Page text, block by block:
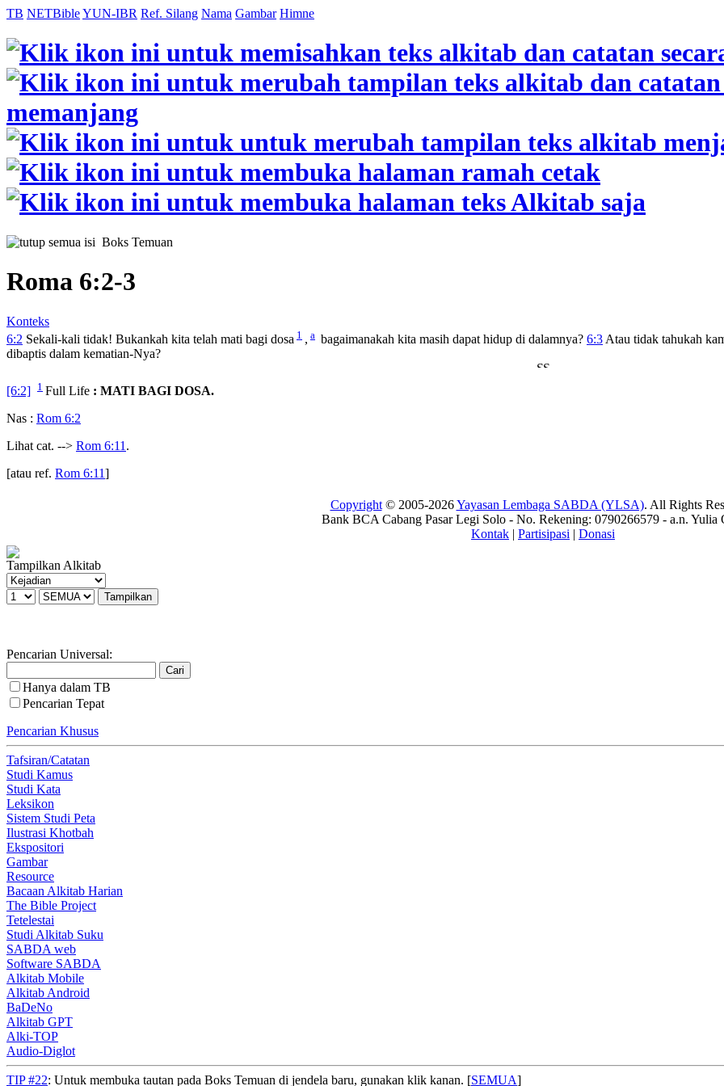
TB NETBibleYUN-IBR Ref. Silang Nama Gambar Himne
Boks Temuan
Roma 6:2-3
Konteks
6:2 Sekali-kali tidak! Bukankah kita telah mati bagi dosa 1 , a bagaimanakah kita masih dapat hidup di dalamnya? 6:3 Atau tidak tahukah
dibaptis dalam kematian-Nya?
[6:2] 1 Full Life : MATI BAGI DOSA.
Nas : Rom 6:2
Lihat cat. --> Rom 6:11.
[atau ref. Rom 6:11]
Copyright© 2005-2026Yayasan Lembaga SABDA (YLSA). All Rights
Bank BCA Cabang Pasar Legi Solo - No. Rekening: 0790266579 - a.n. Yulia
Kontak | Partisipasi | Donasi
Tampilkan Alkitab
Pencarian Universal:
Hanya dalam TB
Pencarian Tepat
Pencarian Khusus
Tafsiran/Catatan
Studi Kamus
Studi Kata
Leksikon
Sistem Studi Peta
Ilustrasi Khotbah
Ekspositori
Gambar
Resource
Bacaan Alkitab Harian
The Bible Project
Tetelestai
Studi Alkitab Suku
SABDA web
Software SABDA
Alkitab Mobile
Alkitab Android
BaDeNo
Alkitab GPT
Alki-TOP
Audio-Diglot
TIP #22: Untuk membuka tautan pada Boks Temuan di jendela baru, gunakan klik kanan. [SEMUA]